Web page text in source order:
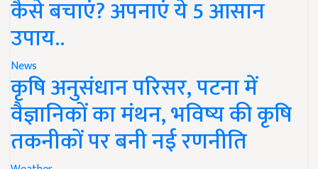
कैसे बचाएं? अपनाएं ये 5 आसान
उपाय..
News
कृषि अनुसंधान परिसर, पटना में
वैज्ञानिकों का मंथन, भविष्य की कृषि
तकनीकों पर बनी नई रणनीति